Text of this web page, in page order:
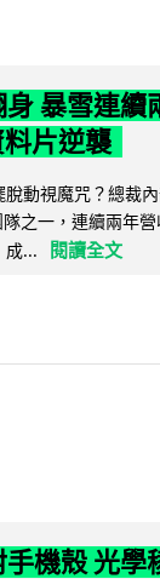
暴雪連續
料片逆襲
動視魔咒？總裁
之一，連續兩年營
成...
閱讀全文
機殼 光學